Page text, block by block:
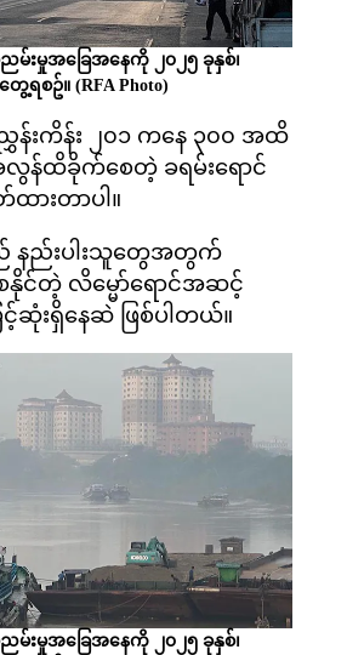
မှုအခြေအနေကို ၂၀၂၅ ခုနှစ်၊
ရစဥ်။ (RFA Photo)
ကိန်း ၂၀၁ ကနေ ၃၀၀ အထိ
လွန်ထိခိုက်စေတဲ့ ခရမ်းရောင်
ားတာပါ။
နည်းပါးသူတွေအတွက်
နိုင်တဲ့ လိမ္မော်ရောင်အဆင့်
င့်ဆုံးရှိနေဆဲ ဖြစ်ပါတယ်။
မှုအခြေအနေကို ၂၀၂၅ ခုနှစ်၊